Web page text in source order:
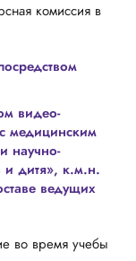
комиссия в
видео-
медицинским
научно-
и дитя», к.м.н.
ведущих
во время учебы